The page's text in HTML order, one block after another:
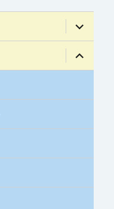
ouvrir
le
sous-
menu
ouvrir
le
sous-